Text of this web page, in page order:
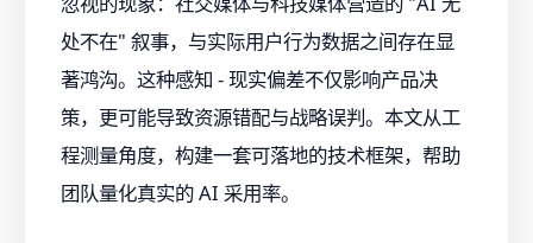
处不在" 叙事，与实际用户行为数据之间存在显
著鸿沟。这种感知 - 现实偏差不仅影响产品决
策，更可能导致资源错配与战略误判。本文从工
程测量角度，构建一套可落地的技术框架，帮助
团队量化真实的 AI 采用率。